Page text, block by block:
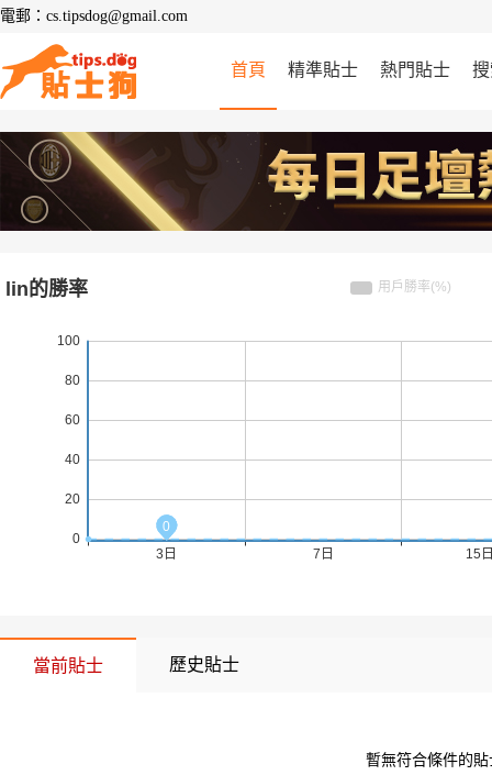
電郵：cs.tipsdog@gmail.com
首頁 精準貼士 熱門貼士
當前貼士 歷史貼士
暫無符合條件的